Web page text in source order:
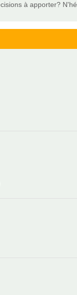
à apporter?